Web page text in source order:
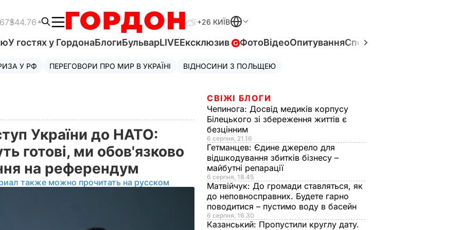
$44.76 +26 КИЇВ
У гостях у ГордонаБлогиБульварLIVEЕксклюзив ФотоВідеоОпитуванняСпецпроєкти
У РФ ПЕРЕГОВОРИ ПРО МИР В УКРАЇНІ ВІДНОСИНИ З ПОЛЬЩЕЮ
України до НАТО:
готові, ми обов'язково
на референдум
также можно прочитать на русском
СВІЖІ БЛОГИ
Чепинога: Досвід медиків корпусу
Білецького зі збереження життів є
безцінним
6 серпня, 21.16
Гетманцев: Єдине джерело для
відшкодування збитків бізнесу –
майбутні репарації
6 серпня, 18.45
Матвійчук: До громади ставляться, як
до неповносправних. Будете гарно
поводитися – пустимо воду в басейн
6 серпня, 16.30
Казанський: Пропустили круглу дату.